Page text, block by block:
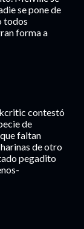
se pone de
todos
forma a
contestó
de
faltan
de otro
pegadito